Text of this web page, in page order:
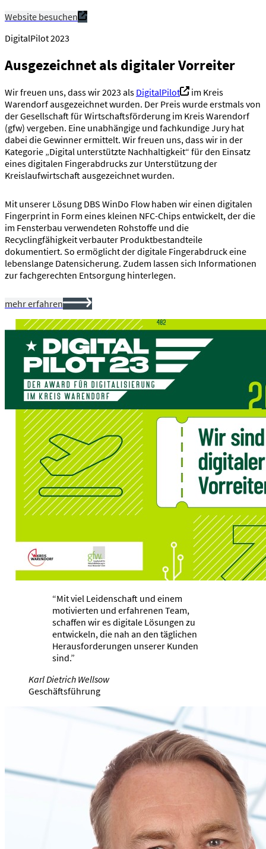
Website besuchen
DigitalPilot 2023
Ausgezeichnet als digitaler Vorreiter
Wir freuen uns, dass wir 2023 als DigitalPilot
im Kreis
Warendorf ausgezeichnet wurden. Der Preis wurde erstmals von
der Gesellschaft für Wirtschaftsförderung im Kreis Warendorf
(gfw) vergeben. Eine unabhängige und fachkundige Jury hat
dabei die Gewinner ermittelt. Wir freuen uns, dass wir in der
Kategorie „Digital unterstützte Nachhaltigkeit“ für den Einsatz
eines digitalen Fingerabdrucks zur Unterstützung der
Kreislaufwirtschaft ausgezeichnet wurden.
Mit unserer Lösung DBS WinDo Flow haben wir einen digitalen
Fingerprint in Form eines kleinen NFC-Chips entwickelt, der die
im Fensterbau verwendeten Rohstoffe und die
Recyclingfähigkeit verbauter Produktbestandteile
dokumentiert. So ermöglicht der digitale Fingerabdruck eine
lebenslange Datensicherung. Zudem lassen sich Informationen
zur fachgerechten Entsorgung hinterlegen.
mehr erfahren
Mit viel Leidenschaft und einem
motivierten und erfahrenen Team,
schaffen wir es digitale Lösungen zu
entwickeln, die nah an den täglichen
Herausforderungen unserer Kunden
sind.
Karl Dietrich Wellsow
Geschäftsführung